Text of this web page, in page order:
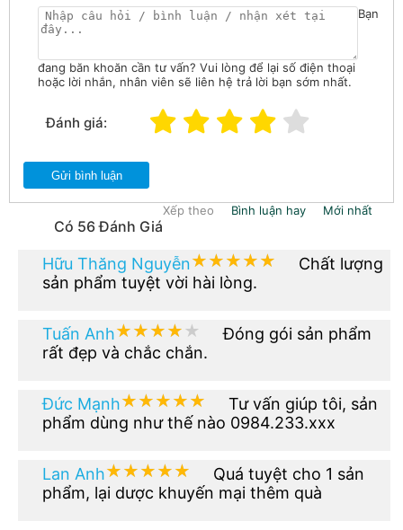
Bạn
đang băn khoăn cần tư vấn? Vui lòng để lại số điện thoại
hoặc lời nhắn, nhân viên sẽ liên hệ trả lời bạn sớm nhất.
Đánh giá:
Gửi bình luận
Có 56 Đánh Giá
Xếp theo Bình luận hay Mới nhất
Hữu Thăng Nguyễn★★★★★
★★★★★
Chất lượng
sản phẩm tuyệt vời hài lòng.
Tuấn Anh★★★★★
★★★★★
Đóng gói sản phẩm
rất đẹp và chắc chắn.
Đức Mạnh★★★★★
★★★★★
Tư vấn giúp tôi, sản
phẩm dùng như thế nào 0984.233.xxx
Lan Anh★★★★★
★★★★★
Quá tuyệt cho 1 sản
phẩm, lại dược khuyến mại thêm quà